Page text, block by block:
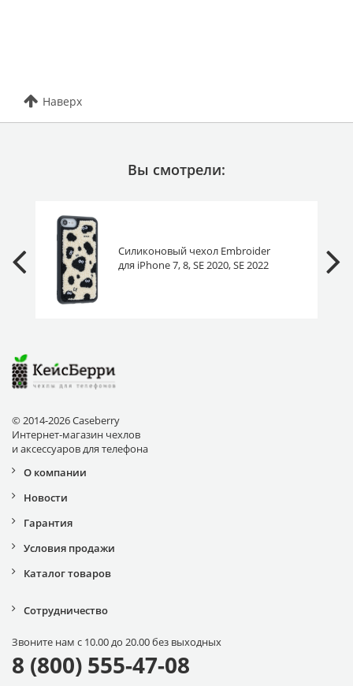
Наверх
Вы смотрели:
Силиконовый чехол Embroider
для iPhone 7, 8, SE 2020, SE 2022
© 2014-2026 Caseberry
Интернет-магазин чехлов
и аксессуаров для телефона
О компании
Новости
Гарантия
Условия продажи
Каталог товаров
Сотрудничество
Звоните нам с 10.00 до 20.00 без выходных
8 (800) 555-47-08